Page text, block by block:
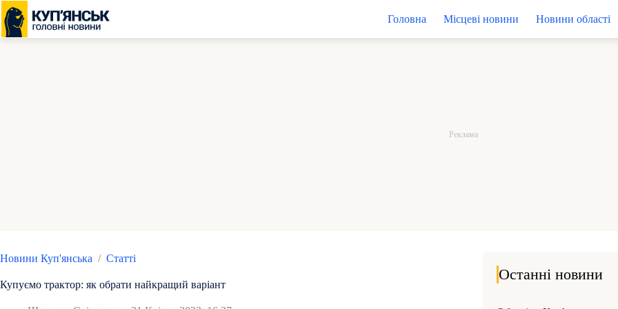
Перейти
до
вмісту
Головна Місцеві новини Новини області
Новини Куп'янська / Статті
Купуємо трактор: як обрати найкращий варіант
Останні новини